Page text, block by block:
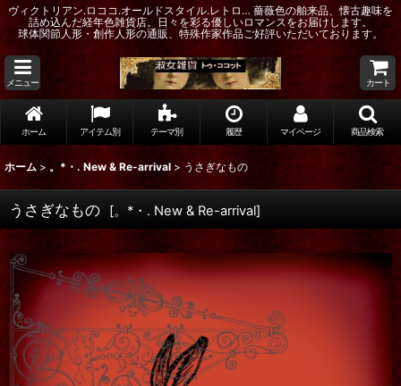
ヴィクトリアン.ロココ.オールドスタイル.レトロ… 薔薇色の舶来品、懐古趣味を
詰め込んだ経年色雑貨店。日々を彩る優しいロマンスをお届けします。
球体関節人形・創作人形の通販、特殊作家作品ご好評いただいております。
メニュー カート
ホーム アイテム別 テーマ別 履歴 マイページ 商品検索
ホーム > 。*・. New & Re-arrival > うさぎなもの
うさぎなもの [。*・. New & Re-arrival]